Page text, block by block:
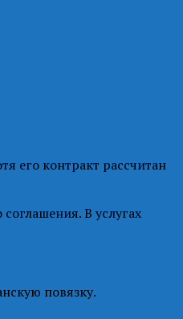
его контракт рассчитан
В услугах
повязку.